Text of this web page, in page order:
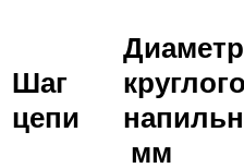
Шаг
цепи
Диаметр
мм